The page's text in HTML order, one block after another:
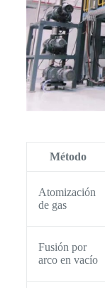
Método
Atomización
de gas
Fusión por
arco en vacío